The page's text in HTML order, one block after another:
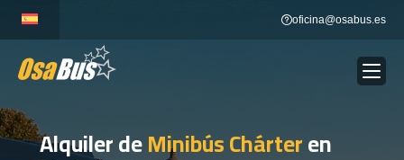
content
oficina@osabus.es
ALQUILER DE AUTOCARES Show dropdown
Alquiler deMinibús Chárteren